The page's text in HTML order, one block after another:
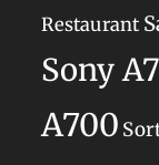
Restaurant
Sony
A700